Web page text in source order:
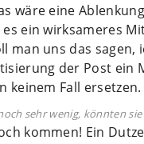
wäre eine
ein wirksameres
man uns das sagen,
der Post ein
keinem Fall ersetzen.
sehr wenig, könnten
kommen! Ein